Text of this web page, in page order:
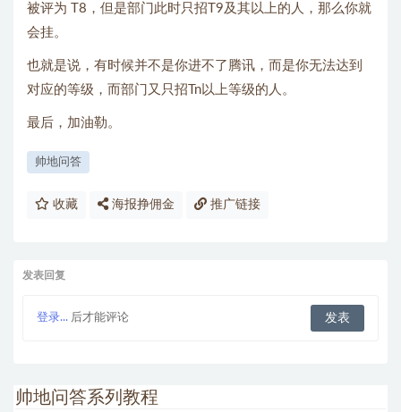
被评为 T8，但是部门此时只招T9及其以上的人，那么你就
会挂。
也就是说，有时候并不是你进不了腾讯，而是你无法达到
对应的等级，而部门又只招Tn以上等级的人。
最后，加油勒。
帅地问答
收藏 海报挣佣金 推广链接
发表回复
登录... 后才能评论
帅地问答系列教程